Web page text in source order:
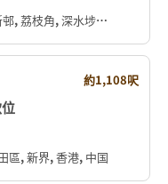
, 深水埗區, 九龍, 香港, 中国
約1,108呎
區, 新界, 香港, 中国